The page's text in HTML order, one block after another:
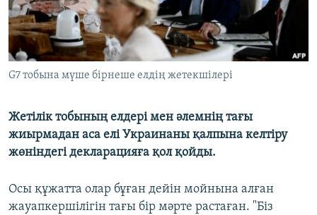
G7 тобына мүше бірнеше елдің жетекшілері
Жетілік тобының елдері мен әлемнің тағы
жиырмадан аса елі Украинаны қалпына келтіру
жөніндегі декларацияға қол қойды.
Осы құжатта олар бұған дейін мойнына алған
жауапкершілігін тағы бір мәрте растаған. "Біз